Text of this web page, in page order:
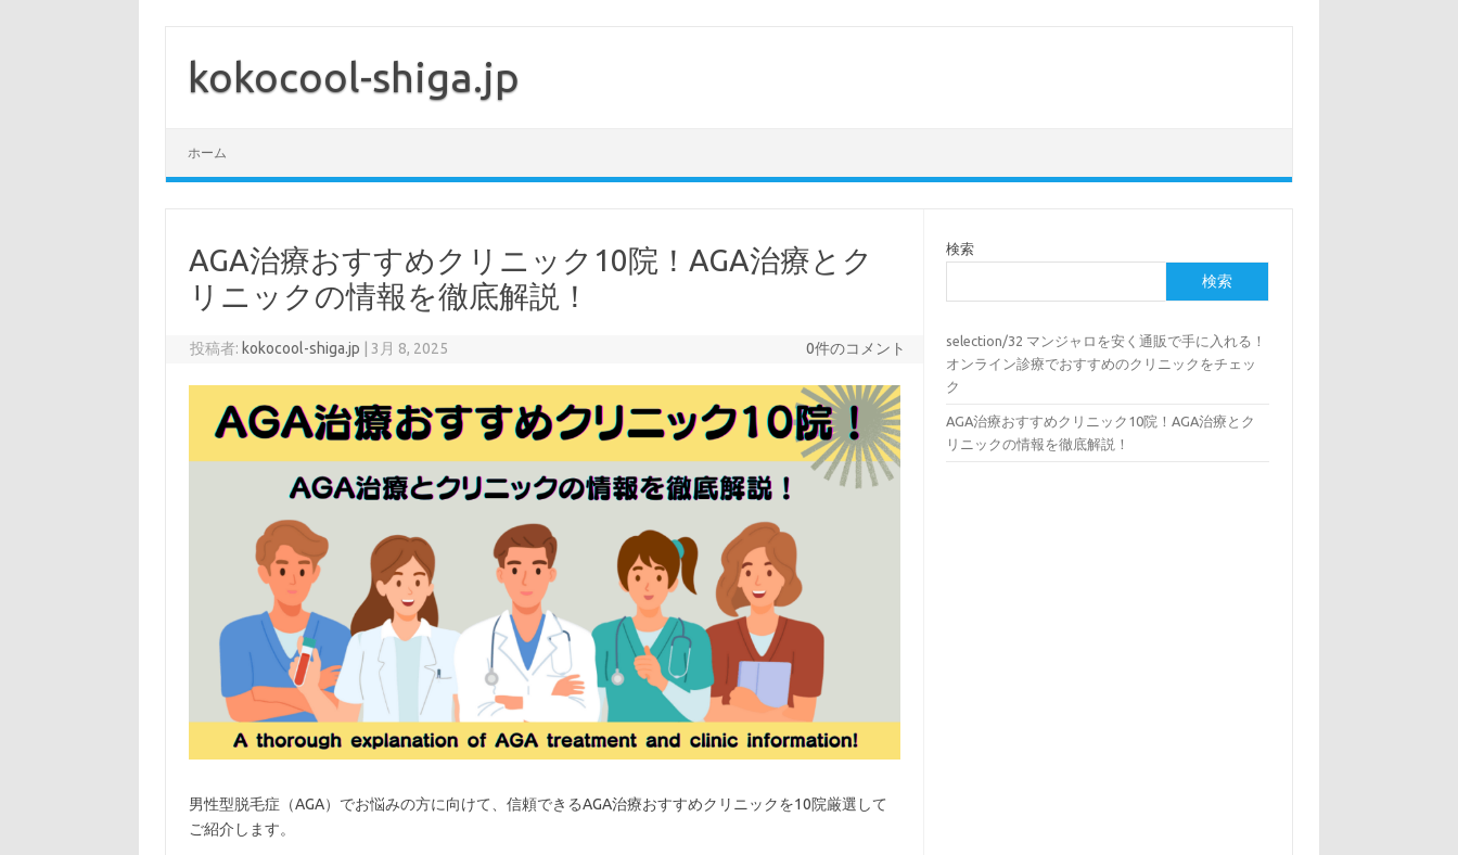
kokocool-shiga.jp
ホーム
AGA治療おすすめクリニック10院！AGA治療とク
リニックの情報を徹底解説！
投稿者: kokocool-shiga.jp 3月 8, 2025 0件のコメント
男性型脱毛症（AGA）でお悩みの方に向けて、信頼できるAGA治療おすすめクリニックを10院厳選して
ご紹介します。
検索
検索
selection/32 マンジャロを安く通販で手に入れる！
オンライン診療でおすすめのクリニックをチェッ
ク
AGA治療おすすめクリニック10院！AGA治療とク
リニックの情報を徹底解説！